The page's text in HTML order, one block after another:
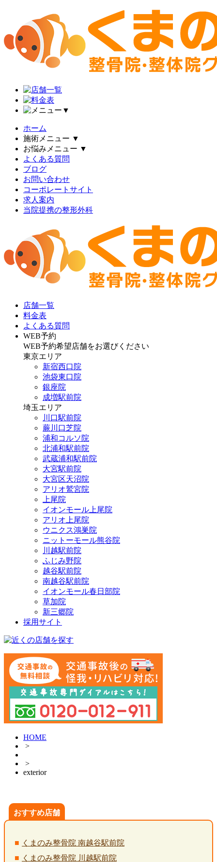
▼
ホーム
施術メニュー ▼
お悩みメニュー ▼
よくある質問
ブログ
お問い合わせ
コーポレートサイト
求人案内
当院提携の整形外科
店舗一覧
料金表
よくある質問
WEB予約
WEB予約希望店舗をお選びください
東京エリア
新宿西口院
池袋東口院
銀座院
成増駅前院
埼玉エリア
川口駅前院
蕨川口芝院
浦和コルソ院
北浦和駅前院
武蔵浦和駅前院
大宮駅前院
大宮区天沼院
アリオ鷲宮院
上尾院
イオンモール上尾院
アリオ上尾院
ウニクス鴻巣院
ニットーモール熊谷院
川越駅前院
ふじみ野院
越谷駅前院
南越谷駅前院
イオンモール春日部院
草加院
新三郷院
採用サイト
HOME
>
>
exterior
おすすめ店舗
くまのみ整骨院 南越谷駅前院
くまのみ整骨院 川越駅前院